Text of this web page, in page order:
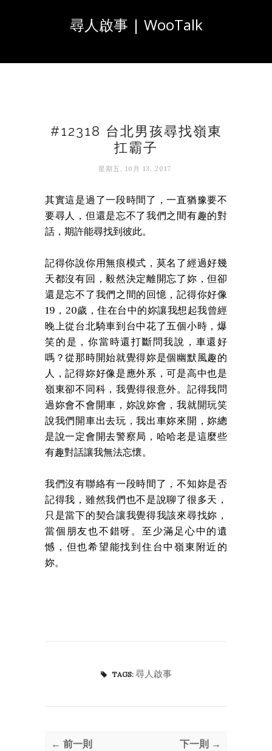
尋人啟事 | WooTalk
#12318 台北男孩尋找嶺東
扛霸子
星期五, 10月 13, 2017
其實這是過了一段時間了，一直猶豫要不
要尋人，但還是忘不了我們之間有趣的對
話，期許能尋找到彼此。
記得你說你用無痕模式，莫名了經過好幾
天都沒有回，毅然決定離開忘了妳，但卻
還是忘不了我們之間的回憶，記得你好像
19，20歲，住在台中的妳讓我想起我曾經
晚上從台北騎車到台中花了五個小時，爆
笑的是，你當時還打斷問我說，車還好
嗎？從那時開始就覺得妳是個幽默風趣的
人，記得妳好像是應外系，可是高中也是
嶺東卻不同科，我覺得很意外。記得我問
過妳會不會開車，妳說妳會，我就開玩笑
說我們開車出去玩，我出車妳來開，妳總
是說一定會開去警察局，哈哈老是這麼些
有趣對話讓我無法忘懷。
我們沒有聯絡有一段時間了，不知妳是否
記得我，雖然我們也不是說聊了很多天，
只是當下的契合讓我覺得我該來尋找妳，
當個朋友也不錯呀。至少滿足心中的遺
憾，但也希望能找到住台中嶺東附近的
妳。
TAGS: 尋人啟事
← 前一則 下一則 →